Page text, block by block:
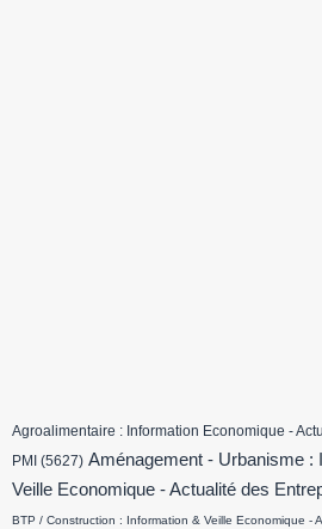
Agroalimentaire : Information Economique -
PMI (5627) Aménagement - Urbanisme :
Veille Economique - Actualité des
BTP / Construction : Information & Veille Economique -